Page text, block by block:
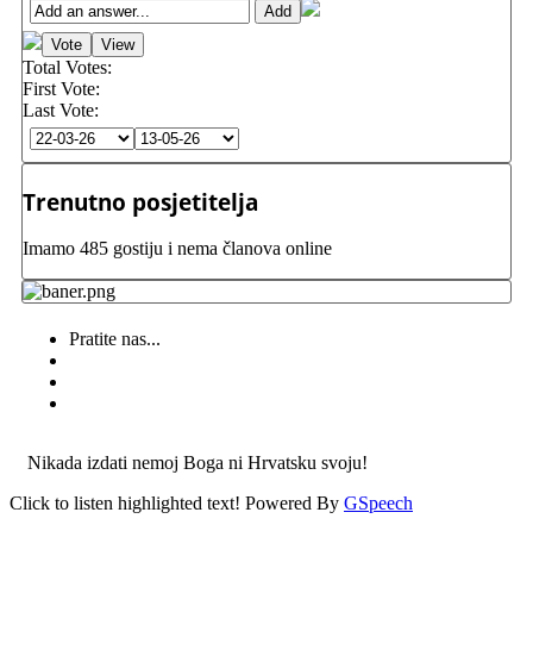
Total Votes:
First Vote:
Last Vote:
Trenutno posjetitelja
Imamo 485 gostiju i nema članova online
Pratite nas...
Nikada izdati nemoj Boga ni Hrvatsku svoju!
Click to listen highlighted text! Powered By GSpeech